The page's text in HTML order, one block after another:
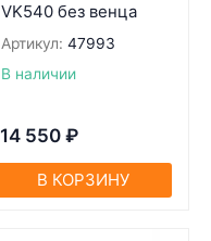
VK540 без венца
Артикул: 47993
В наличии
14 550 ₽
В КОРЗИНУ